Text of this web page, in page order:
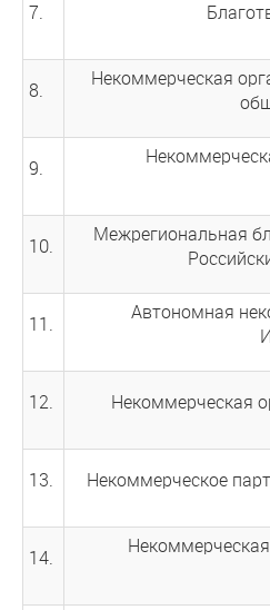
7.
8.
Некоммерческая
9.
10.
Межрегиональная
11.
Автономная
12. Некоммерческая
13. Некоммерческое
14.